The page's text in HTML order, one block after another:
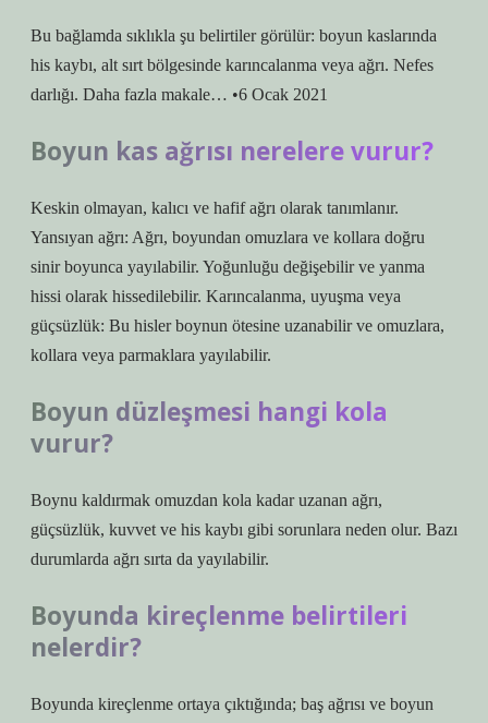
Bu bağlamda sıklıkla şu belirtiler görülür: boyun kaslarında
his kaybı, alt sırt bölgesinde karıncalanma veya ağrı. Nefes
darlığı. Daha fazla makale… •6 Ocak 2021
Boyun kas ağrısı nerelere vurur?
Keskin olmayan, kalıcı ve hafif ağrı olarak tanımlanır.
Yansıyan ağrı: Ağrı, boyundan omuzlara ve kollara doğru
sinir boyunca yayılabilir. Yoğunluğu değişebilir ve yanma
hissi olarak hissedilebilir. Karıncalanma, uyuşma veya
güçsüzlük: Bu hisler boynun ötesine uzanabilir ve omuzlara,
kollara veya parmaklara yayılabilir.
Boyun düzleşmesi hangi kola
vurur?
Boynu kaldırmak omuzdan kola kadar uzanan ağrı,
güçsüzlük, kuvvet ve his kaybı gibi sorunlara neden olur. Bazı
durumlarda ağrı sırta da yayılabilir.
Boyunda kireçlenme belirtileri
nelerdir?
Boyunda kireçlenme ortaya çıktığında; baş ağrısı ve boyun